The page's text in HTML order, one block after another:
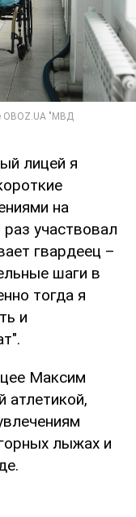
лицей я
на
участвовал
гвардеец –
шаги в
тогда я
и
Максим
атлетикой,
лыжах и